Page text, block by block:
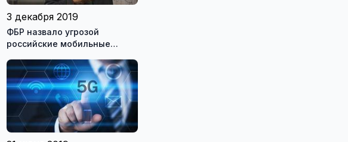
3 декабря 2019
ФБР назвало угрозой
российские мобильные